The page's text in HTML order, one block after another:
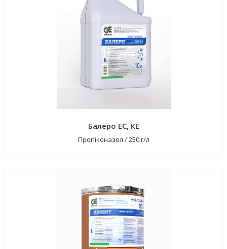
Балеро ЕС, КЕ
Пропіконазол /250 г/л